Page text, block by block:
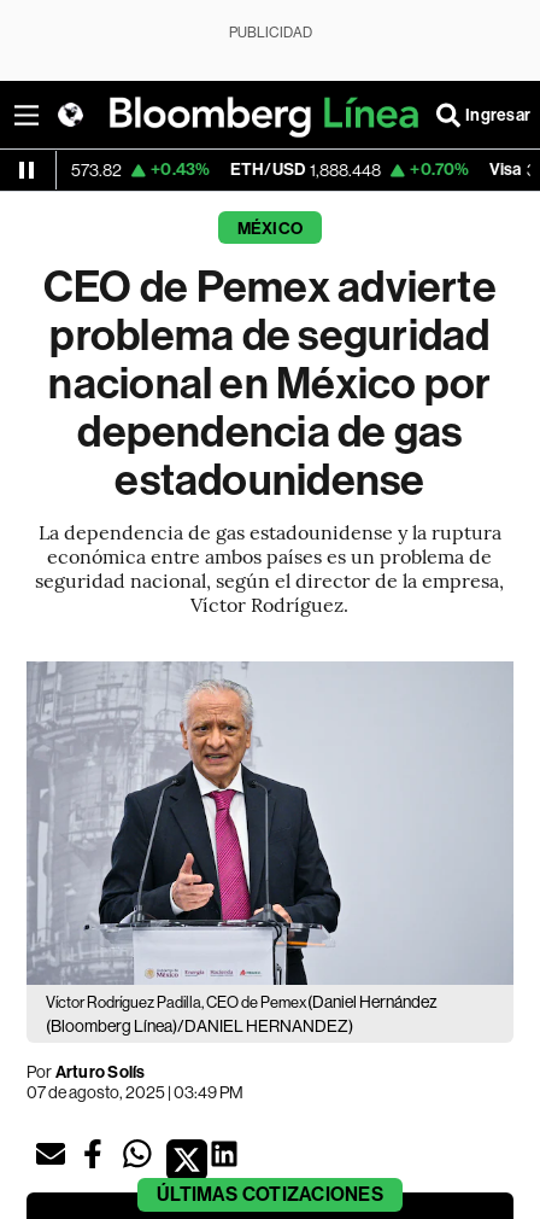
PUBLICIDAD
Ingresar
+0.43% ETH/USD 1,888.448 +0.70% Visa 367.67 -
MÉXICO
CEO de Pemex advierte
problema de seguridad
nacional en México por
dependencia de gas
estadounidense
La dependencia de gas estadounidense y la ruptura
económica entre ambos países es un problema de
seguridad nacional, según el director de la empresa,
Víctor Rodríguez.
Víctor Rodríguez Padilla, CEO de Pemex(Daniel Hernández
(Bloomberg Línea)/DANIEL HERNANDEZ)
PorArturo Solís
07 de agosto, 2025 | 03:49 PM
ÚLTIMAS COTIZACIONES